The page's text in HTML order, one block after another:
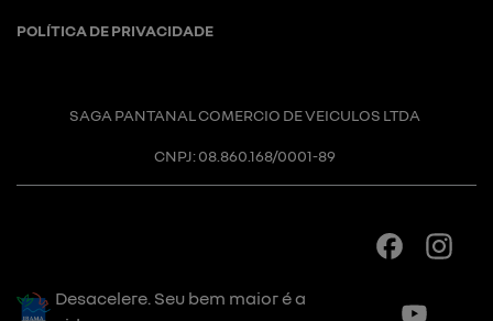
POLÍTICA DE PRIVACIDADE
SAGA PANTANAL COMERCIO DE VEICULOS LTDA
CNPJ: 08.860.168/0001-89
Desacelere. Seu bem maior é a